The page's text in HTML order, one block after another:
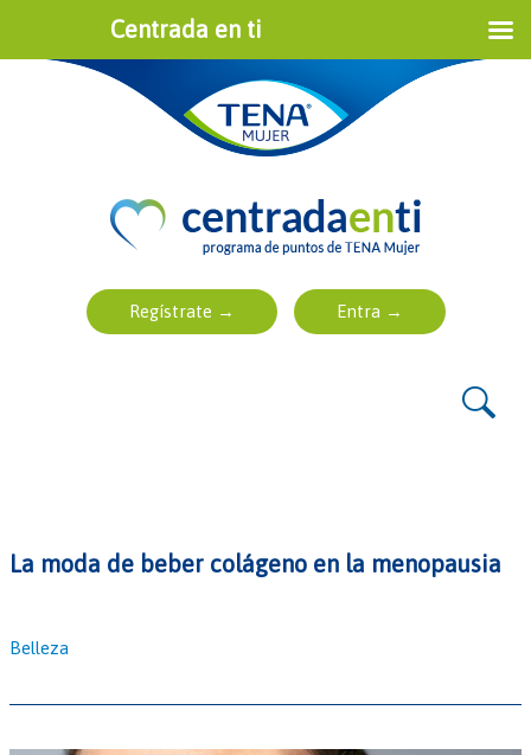
La moda de beber colágeno en la menopausia
Belleza
Centrada en ti